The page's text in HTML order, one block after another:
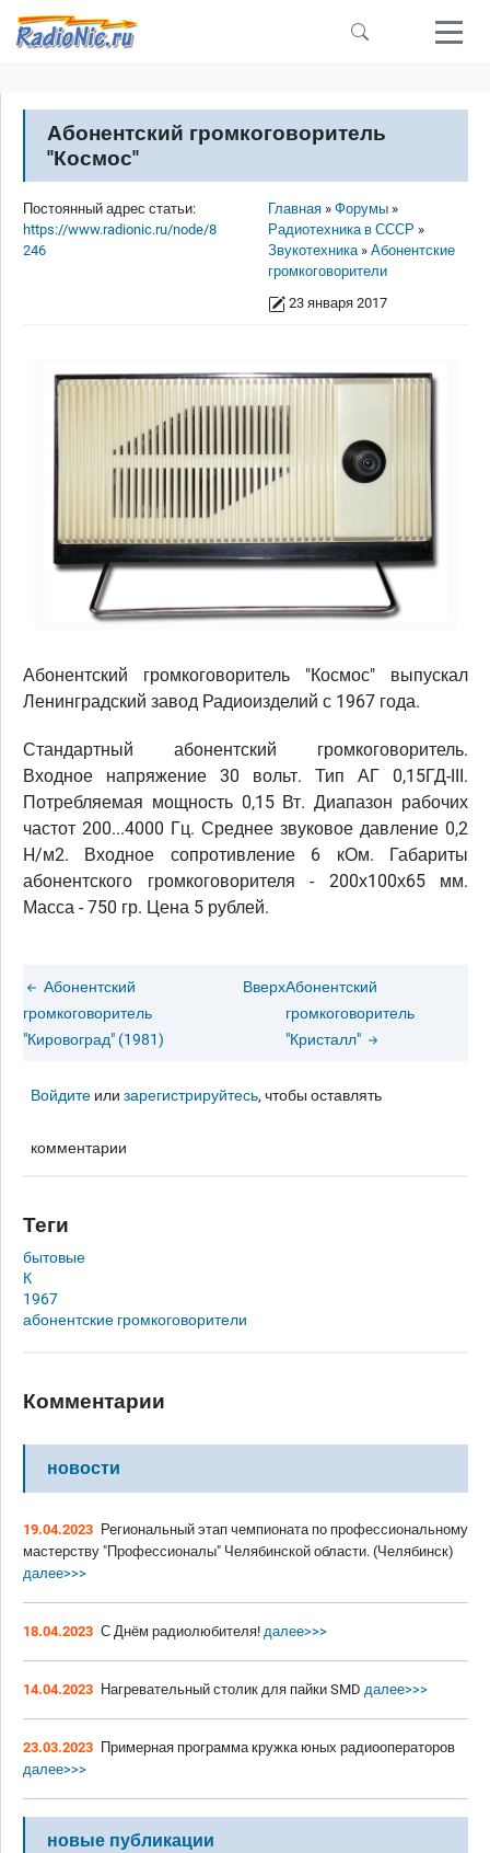
Перейти к основному содержанию
Абонентский громкоговоритель
"Космос"
Строка навигации
Главная
Форумы
Радиотехника в СССР
Звукотехника
Абонентские
громкоговорители
23 января 2017
Постоянный адрес статьи:
https://www.radionic.ru/node/8
246
Абонентский громкоговоритель "Космос" выпускал
Ленинградский завод Радиоизделий с 1967 года.
Стандартный абонентский громкоговоритель.
Входное напряжение 30 вольт. Тип АГ 0,15ГД-III.
Потребляемая мощность 0,15 Вт. Диапазон рабочих
частот 200...4000 Гц. Среднее звуковое давление 0,2
H/м2. Входное сопротивление 6 кОм. Габариты
абонентского громкоговорителя - 200х100х65 мм.
Масса - 750 гр. Цена 5 рублей.
Абонентский
громкоговоритель
"Кировоград" (1981)
ВверхАбонентский
громкоговоритель
"Кристалл"
Войдите илизарегистрируйтесь, чтобы оставлять
комментарии
Теги
бытовые
К
1967
абонентские громкоговорители
Комментарии
новости
19.04.2023 Региональный этап чемпионата по профессиональному
мастерству "Профессионалы" Челябинской области. (Челябинск)
далее>>>
18.04.2023 С Днём радиолюбителя! далее>>>
14.04.2023 Нагревательный столик для пайки SMD далее>>>
23.03.2023 Примерная программа кружка юных радиооператоров
далее>>>
новые публикации